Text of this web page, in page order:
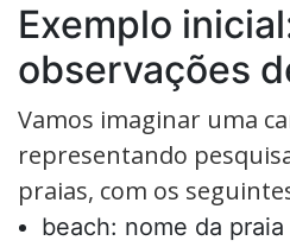
Exemplo
observações
Vamos imaginar uma
representando
praias, com os
beach: nome da praia